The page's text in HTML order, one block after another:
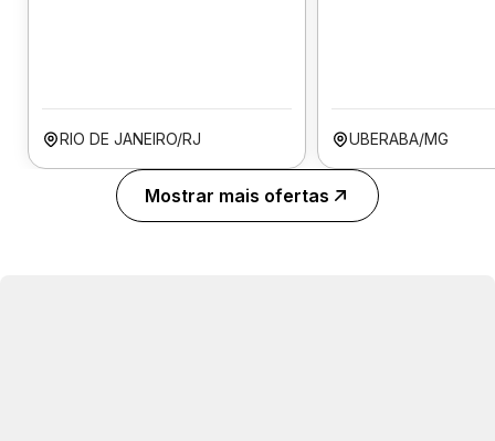
RIO DE JANEIRO/RJ UBERABA/MG
Mostrar mais ofertas